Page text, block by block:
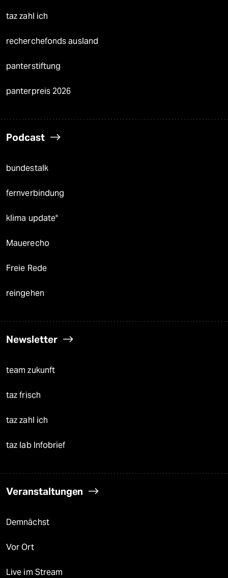
taz zahl ich
recherchefonds ausland
panterstiftung
panterpreis 2026
Podcast
bundestalk
fernverbindung
klima update°
Mauerecho
Freie Rede
reingehen
Newsletter
team zukunft
taz frisch
taz zahl ich
taz lab Infobrief
Veranstaltungen
Demnächst
Vor Ort
Live im Stream